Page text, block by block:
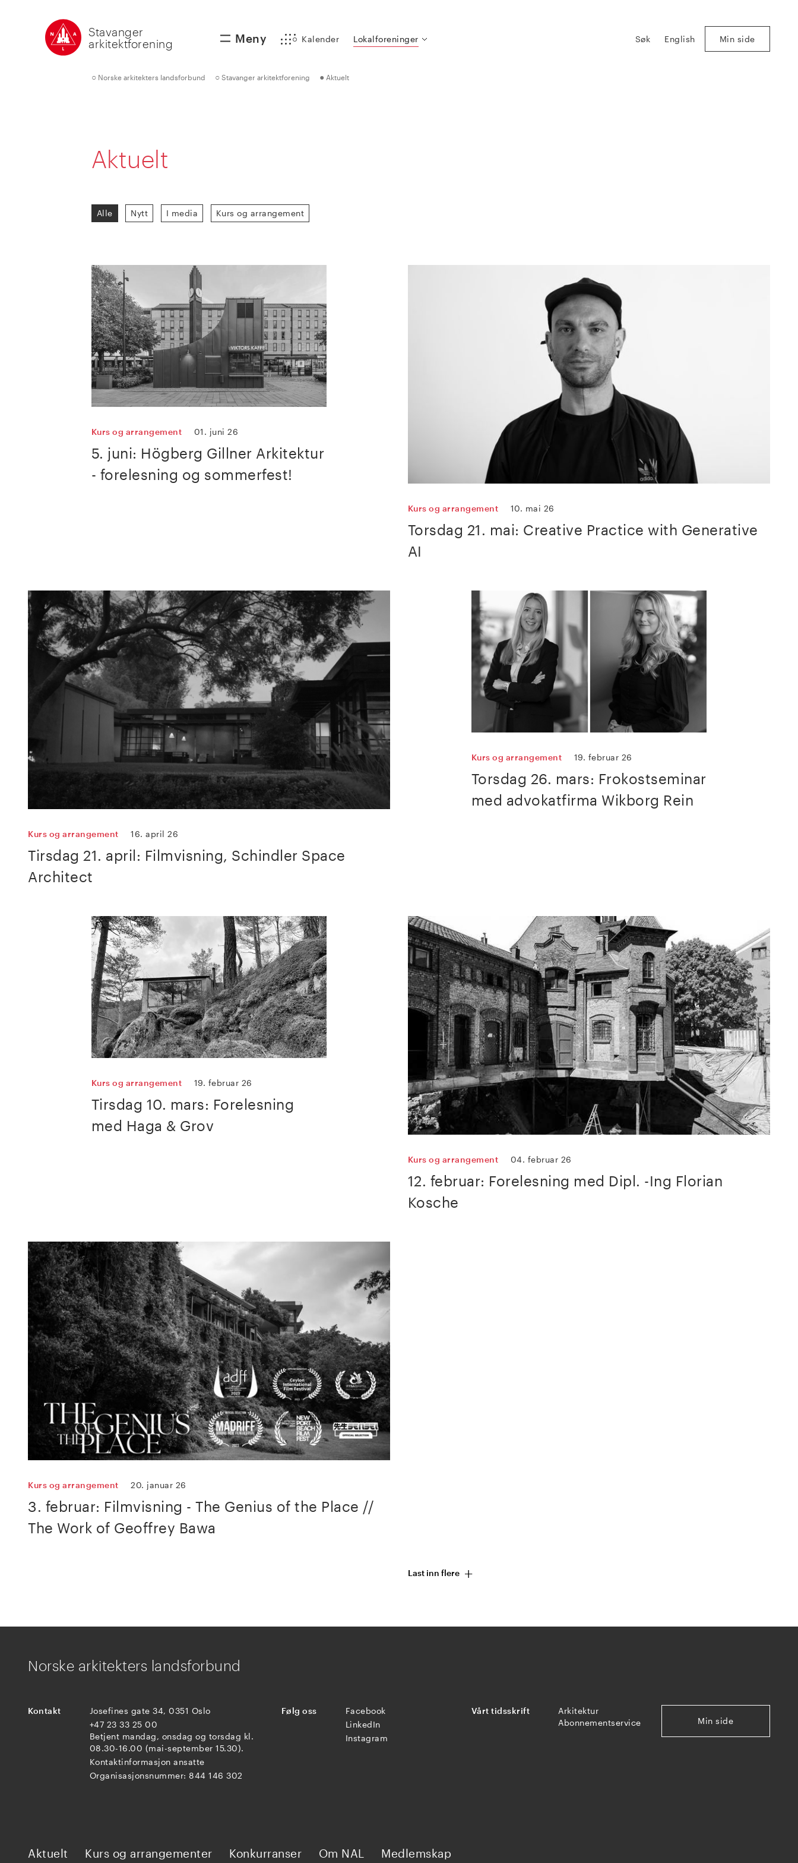
Stavanger
arkitektforening
Meny Kalender Lokalforeninger Søk English Min side
○ Norske arkitekters landsforbund ○ Stavanger arkitektforening ● Aktuelt
Aktuelt
Alle Nytt I media Kurs og arrangement
Kurs og arrangement 01. juni 26
5. juni: Högberg Gillner Arkitektur
- forelesning og sommerfest!
Kurs og arrangement 10. mai 26
Torsdag 21. mai: Creative Practice with Generative
AI
Kurs og arrangement 16. april 26
Tirsdag 21. april: Filmvisning, Schindler Space
Architect
Kurs og arrangement 19. februar 26
Torsdag 26. mars: Frokostseminar
med advokatfirma Wikborg Rein
Kurs og arrangement 19. februar 26
Tirsdag 10. mars: Forelesning
med Haga & Grov
Kurs og arrangement 04. februar 26
12. februar: Forelesning med Dipl. -Ing Florian
Kosche
Kurs og arrangement 20. januar 26
3. februar: Filmvisning - The Genius of the Place //
The Work of Geoffrey Bawa
Last inn flere +
Norske arkitekters landsforbund
Kontakt
Josefines gate 34, 0351 Oslo
+47 23 33 25 00
Betjent mandag, onsdag og torsdag kl.
08.30-16.00 (mai-september 15.30).
Kontaktinformasjon ansatte
Organisasjonsnummer: 844 146 302
Følg oss
Facebook
LinkedIn
Instagram
Vårt tidsskrift
Arkitektur
Abonnementservice
Min side
Aktuelt Kurs og arrangementer Konkurranser Om NAL Medlemskap